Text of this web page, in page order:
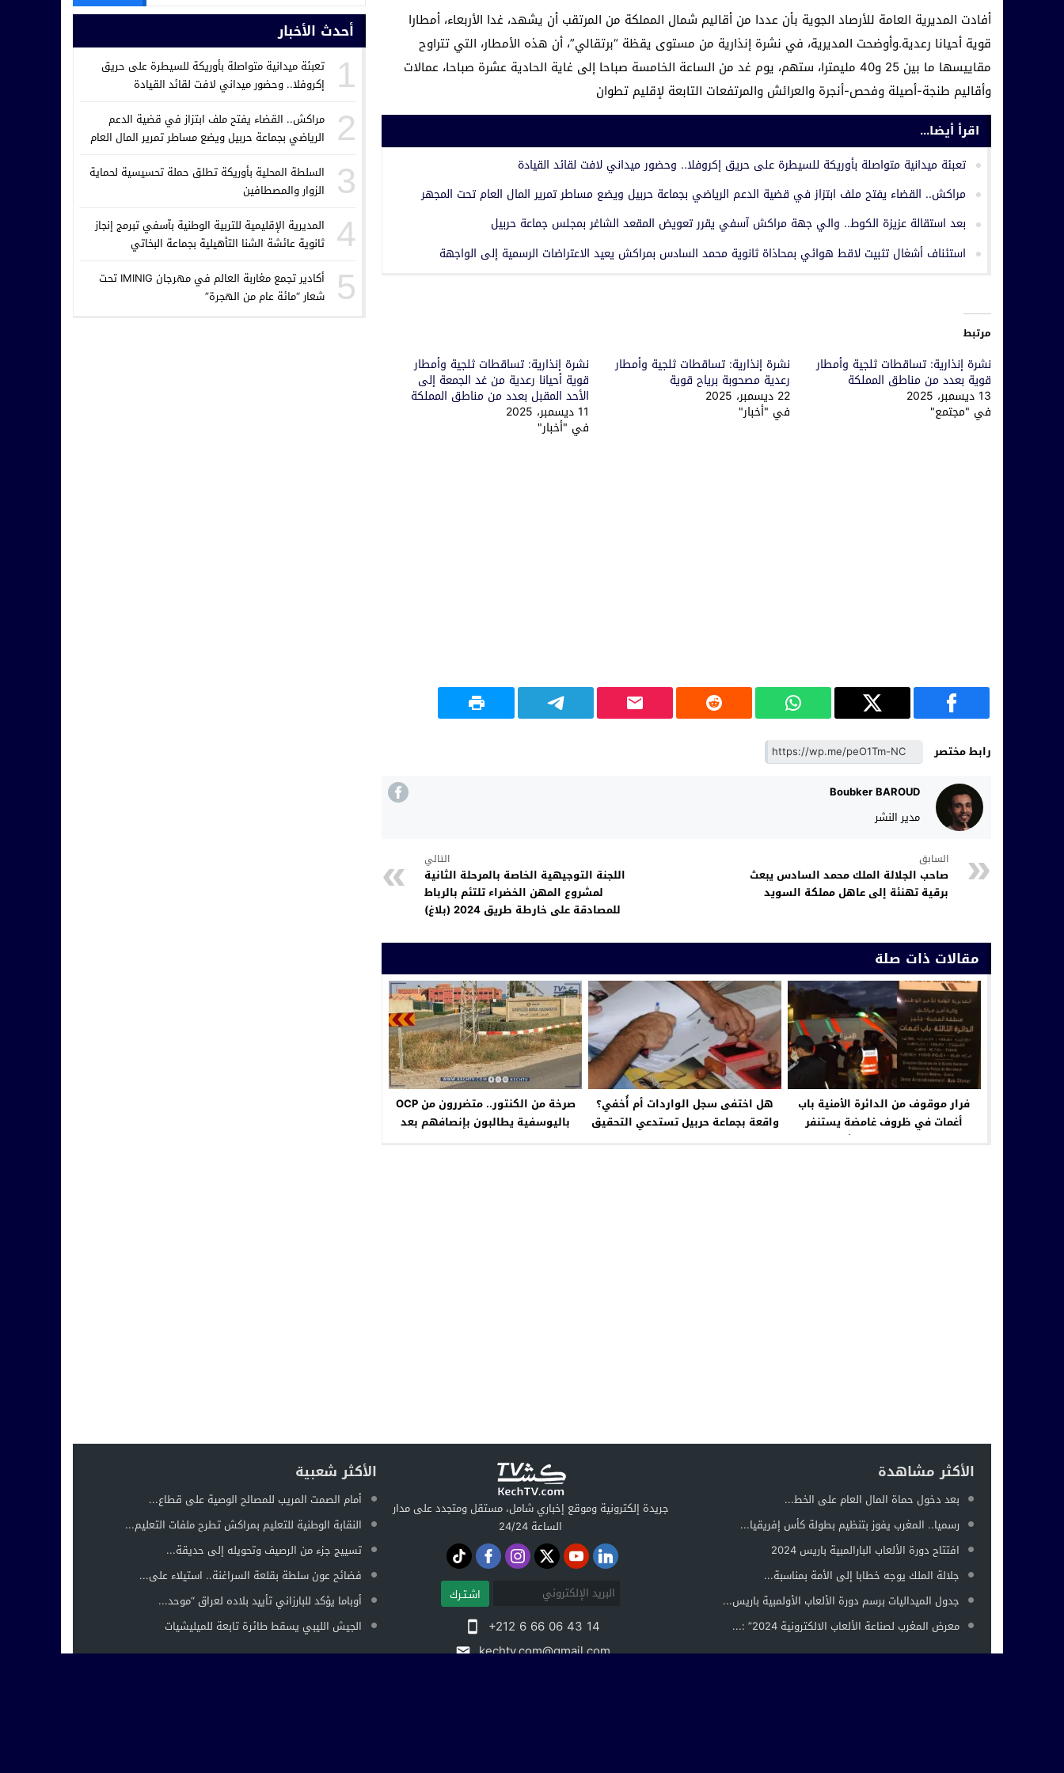
أفادت المديرية العامة للأرصاد الجوية بأن عددا من أقاليم شمال المملكة من المرتقب أن يشهد، غدا الأربعاء، أمطارا
قوية أحيانا رعدية.وأوضحت المديرية، في نشرة إنذارية من مستوى يقظة “برتقالي”، أن هذه الأمطار، التي تتراوح
مقاييسها ما بين 25 و40 مليمترا، ستهم، يوم غد من الساعة الخامسة صباحا إلى غاية الحادية عشرة صباحا، عمالات
وأقاليم طنجة-أصيلة وفحص-أنجرة والعرائش والمرتفعات التابعة لإقليم تطوان
اقرأ أيضا...
تعبئة ميدانية متواصلة بأوريكة للسيطرة على حريق إكروفلا.. وحضور ميداني لافت لقائد القيادة
مراكش.. القضاء يفتح ملف ابتزاز في قضية الدعم الرياضي بجماعة حربيل ويضع مساطر تمرير المال العام تحت المجهر
بعد استقالة عزيزة الكوط.. والي جهة مراكش آسفي يقرر تعويض المقعد الشاغر بمجلس جماعة حربيل
استئناف أشغال تثبيت لاقط هوائي بمحاذاة ثانوية محمد السادس بمراكش يعيد الاعتراضات الرسمية إلى الواجهة
مرتبط
نشرة إنذارية: تساقطات ثلجية وأمطار
قوية بعدد من مناطق المملكة
13 ديسمبر، 2025
في "مجتمع"
نشرة إنذارية: تساقطات ثلجية وأمطار
رعدية مصحوبة برياح قوية
22 ديسمبر، 2025
في "أخبار"
نشرة إنذارية: تساقطات ثلجية وأمطار
قوية أحيانا رعدية من غد الجمعة إلى
الأحد المقبل بعدد من مناطق المملكة
11 ديسمبر، 2025
في "أخبار"
رابط مختصر
Boubker BAROUD
مدير النشر
السابق
صاحب الجلالة الملك محمد السادس يبعث
برقية تهنئة إلى عاهل مملكة السويد
التالي
اللجنة التوجيهية الخاصة بالمرحلة الثانية
لمشروع المهن الخضراء تلتئم بالرباط
للمصادقة على خارطة طريق 2024 (بلاغ)
مقالات ذات صلة
فرار موقوف من الدائرة الأمنية باب
أغمات في ظروف غامضة يستنفر
السلطات بمراكش
هل اختفى سجل الواردات أم أُخفي؟
واقعة بجماعة حربيل تستدعي التحقيق
صرخة من الكنتور.. متضررون من OCP
باليوسفية يطالبون بإنصافهم بعد
أحدث الأخبار
1
تعبئة ميدانية متواصلة بأوريكة للسيطرة على حريق
إكروفلا.. وحضور ميداني لافت لقائد القيادة
2
مراكش.. القضاء يفتح ملف ابتزاز في قضية الدعم
الرياضي بجماعة حربيل ويضع مساطر تمرير المال العام
3
السلطة المحلية بأوريكة تطلق حملة تحسيسية لحماية
الزوار والمصطافين
4
المديرية الإقليمية للتربية الوطنية بآسفي تبرمج إنجاز
ثانوية عائشة الشنا التأهيلية بجماعة البخاتي
5
أكادير تجمع مغاربة العالم في مهرجان IMINIG تحت
شعار “مائة عام من الهجرة”
الأكثر مشاهدة
بعد دخول حماة المال العام على الخط...
رسميا.. المغرب يفوز بتنظيم بطولة كأس إفريقيا...
افتتاح دورة الألعاب البارالمبية باريس 2024
جلالة الملك يوجه خطابا إلى الأمة بمناسبة...
جدول الميداليات برسم دورة الألعاب الأولمبية باريس...
معرض المغرب لصناعة الألعاب الالكترونية 2024” :...
جريدة إلكترونية وموقع إخباري شامل، مستقل ومتجدد على مدار
الساعة 24/24
اشـتـرك
+212 6 66 06 43 14
kechtv.com@gmail.com
الأكثر شعبية
أمام الصمت المريب للمصالح الوصية على قطاع...
النقابة الوطنية للتعليم بمراكش تطرح ملفات التعليم...
تسييج جزء من الرصيف وتحويله إلى حديقة...
فضائح عون سلطة بقلعة السراغنة.. استيلاء على...
أوباما يؤكد للبارزاني تأييد بلاده لعراق “موحد...
الجيش الليبي يسقط طائرة تابعة للميليشيات